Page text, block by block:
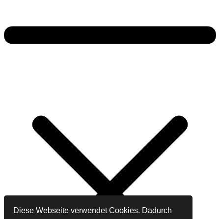
Diese Webseite verwendet Cookies. Dadurch